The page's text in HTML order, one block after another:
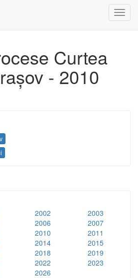
Curtea
- 2010
2002
2003
2006
2007
2010
2011
2014
2015
2018
2019
2022
2023
2026